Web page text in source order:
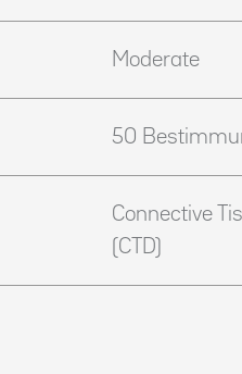
Moderate
50
Connective
(CTD)